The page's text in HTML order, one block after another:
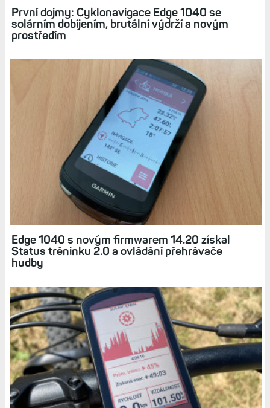
První dojmy: Cyklonavigace Edge 1040 se
solárním dobíjením, brutální výdrží a novým
prostředím
Edge 1040 s novým firmwarem 14.20 získal
Status tréninku 2.0 a ovládání přehrávače
hudby